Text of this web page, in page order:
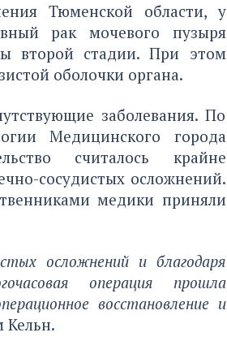
Тюменской области, у
рак мочевого пузыря
второй стадии. При этом
оболочки органа.
заболевания. По
Медицинского города
считалось крайне
сосудистых осложнений.
медики приняли
осложнений и благодаря
операция прошла
восстановление и
Кельн.